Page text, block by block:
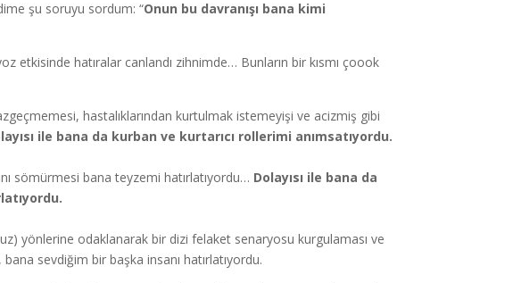
şu soruyu sordum: “Onun bu davranışı bana kimi
etkisinde hatıralar canlandı zihnimde… Bunların bir kısmı çoook
hastalıklarından kurtulmak istemeyişi ve acizmiş gibi
ile bana da kurban ve kurtarıcı rollerimi anımsatıyordu.
sömürmesi bana teyzemi hatırlatıyordu… Dolayısı ile bana da
yönlerine odaklanarak bir dizi felaket senaryosu kurgulaması ve
sevdiğim bir başka insanı hatırlatıyordu.